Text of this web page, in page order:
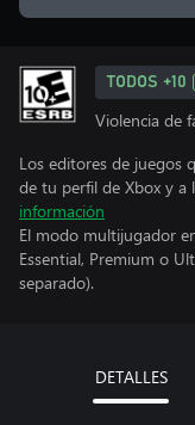
TODOS +10
Violencia de
Los editores de juegos
de tu perfil de Xbox y a
información
El modo multijugador
Essential, Premium o
separado).
DETALLES